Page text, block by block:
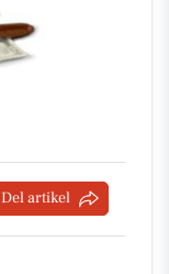
Del artikel